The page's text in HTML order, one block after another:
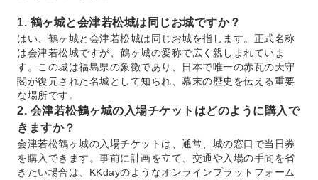
1. 鶴ヶ城と会津若松城は同じお城ですか？
はい、鶴ヶ城と会津若松城は同じお城を指します。正式名称
は会津若松城ですが、鶴ヶ城の愛称で広く親しまれていま
す。この城は福島県の象徴であり、日本で唯一の赤瓦の天守
閣が復元された名城として知られ、幕末の歴史を伝える重要
な場所です。
2. 会津若松鶴ヶ城の入場チケットはどのように購入で
きますか？
会津若松鶴ヶ城の入場チケットは、通常、城の窓口で当日券
を購入できます。事前に計画を立て、交通や入場の手間を省
きたい場合は、KKdayのようなオンラインプラットフォーム